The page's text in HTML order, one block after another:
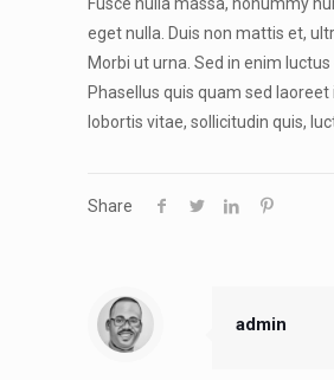
eget nulla. Duis non mattis et,
Morbi ut urna. Sed in enim
Phasellus quis quam sed
lobortis vitae, sollicitudin quis,
Share
admin